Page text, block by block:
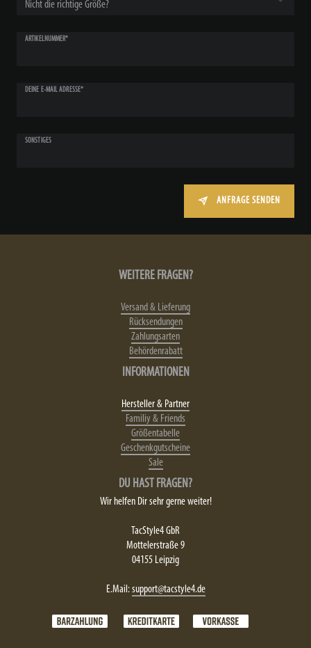
ARTIKELNUMMER*
DEINE E-MAIL ADRESSE*
SONSTIGES
ANFRAGE SENDEN
WEITERE FRAGEN?
Versand & Lieferung
Rücksendungen
Zahlungsarten
Behördenrabatt
INFORMATIONEN
Hersteller & Partner
Familiy & Friends
Größentabelle
Geschenkgutscheine
Sale
DU HAST FRAGEN?
Wir helfen Dir sehr gerne weiter!
TacStyle4 GbR
Mottelerstraße 9
04155 Leipzig
E.Mail:support@tacstyle4.de